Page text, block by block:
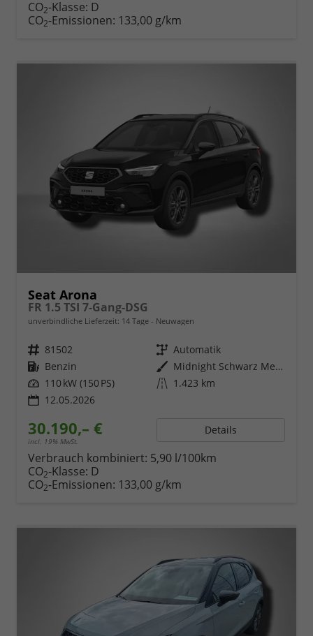
CO2-Klasse: D
CO2-Emissionen: 133,00 g/km
Seat Arona
FR 1.5 TSI 7-Gang-DSG
unverbindliche Lieferzeit: 14 Tage Neuwagen
Fahrzeugnr. 81502 Getriebe Automatik
Kraftstoff Benzin Außenfarbe
Midnight Schwarz Metallic
Leistung 110 kW (150 PS) Kilometerstand 1.423 km
12.05.2026
30.190,– €
incl. 19% MwSt.
Details
Verbrauch kombiniert: 5,90 l/100km
CO2-Klasse: D
CO2-Emissionen: 133,00 g/km